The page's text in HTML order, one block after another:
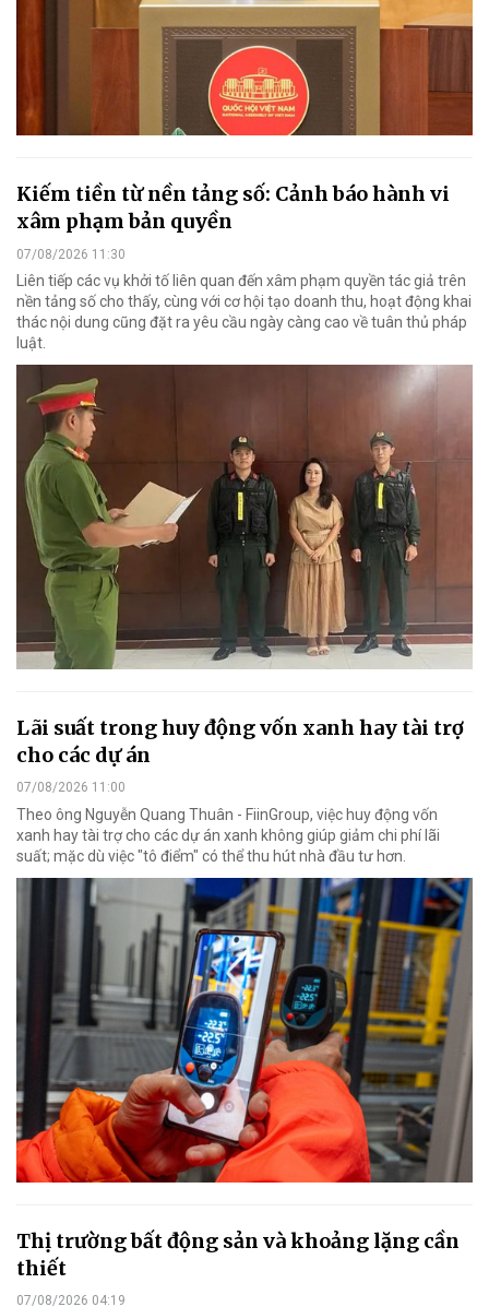
Kiếm tiền từ nền tảng số: Cảnh báo hành vi
xâm phạm bản quyền
07/08/2026 11:30
Liên tiếp các vụ khởi tố liên quan đến xâm phạm quyền tác giả trên
nền tảng số cho thấy, cùng với cơ hội tạo doanh thu, hoạt động khai
thác nội dung cũng đặt ra yêu cầu ngày càng cao về tuân thủ pháp
luật.
Lãi suất trong huy động vốn xanh hay tài trợ
cho các dự án
07/08/2026 11:00
Theo ông Nguyễn Quang Thuân - FiinGroup, việc huy động vốn
xanh hay tài trợ cho các dự án xanh không giúp giảm chi phí lãi
suất; mặc dù việc "tô điểm" có thể thu hút nhà đầu tư hơn.
Thị trường bất động sản và khoảng lặng cần
thiết
07/08/2026 04:19